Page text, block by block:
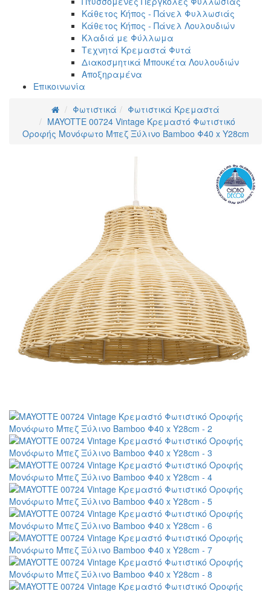
Κάθετος Κήπος - Πάνελ Φυλλωσιάς
Κάθετος Κήπος - Πάνελ Λουλουδιών
Κλαδιά με Φύλλωμα
Τεχνητά Κρεμαστά Φυτά
Διακοσμητικά Μπουκέτα Λουλουδιών
Αποξηραμένα
Επικοινωνία
Φωτιστικά
Φωτιστικά Κρεμαστά
MAYOTTE 00724 Vintage Κρεμαστό Φωτιστικό
Οροφής Μονόφωτο Μπεζ Ξύλινο Bamboo Φ40 x Y28cm